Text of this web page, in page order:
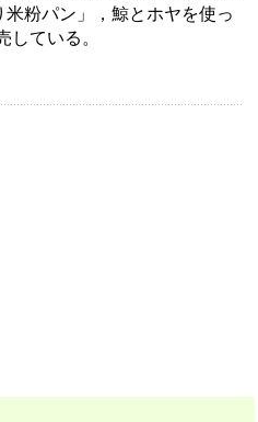
粉パン」，鯨とホヤを使っ
ている。